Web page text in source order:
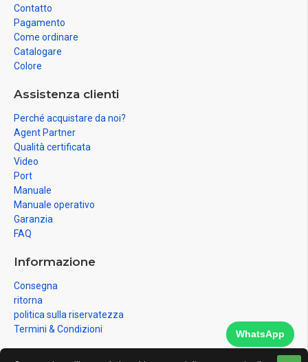
Contatto
Pagamento
Come ordinare
Catalogare
Colore
Assistenza clienti
Perché acquistare da noi?
Agent Partner
Qualità certificata
Video
Port
Manuale
Manuale operativo
Garanzia
FAQ
Informazione
Consegna
ritorna
politica sulla riservatezza
Termini & Condizioni
WhatsApp